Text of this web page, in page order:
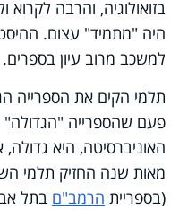
בזואולוגיה, והרבה
היה "מתמיד" עצום.
למשכב מרוב עיון בספרים.
תלמי הקים את הספרייה
פעם שהספרייה "הגדולה"
האוניברסיטה, היא
מאות שנה החזיק תלמי
(בספריית הרמב"ם בתל